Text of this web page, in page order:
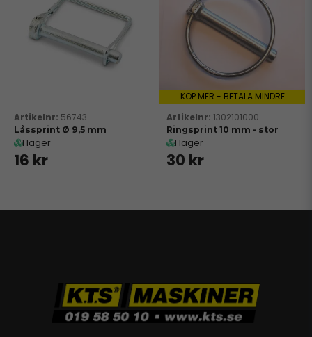
56743
Låssprint Ø 9,5 mm
I lager
16 kr
KÖP MER - BETALA MINDRE
1302101000
Ringsprint 10 mm - stor
I lager
30 kr